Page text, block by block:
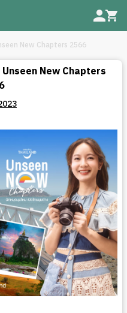
New Chapters 2566
New Chapters